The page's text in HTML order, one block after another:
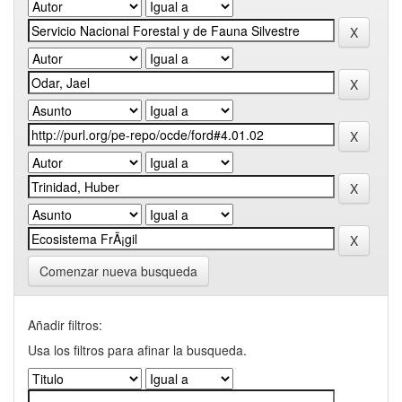
Comenzar nueva busqueda
Añadir filtros:
Usa los filtros para afinar la busqueda.